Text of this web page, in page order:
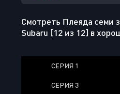
Смотреть Плеяда семи
Subaru [12 из 12] в
СЕРИЯ 1
СЕРИЯ 3